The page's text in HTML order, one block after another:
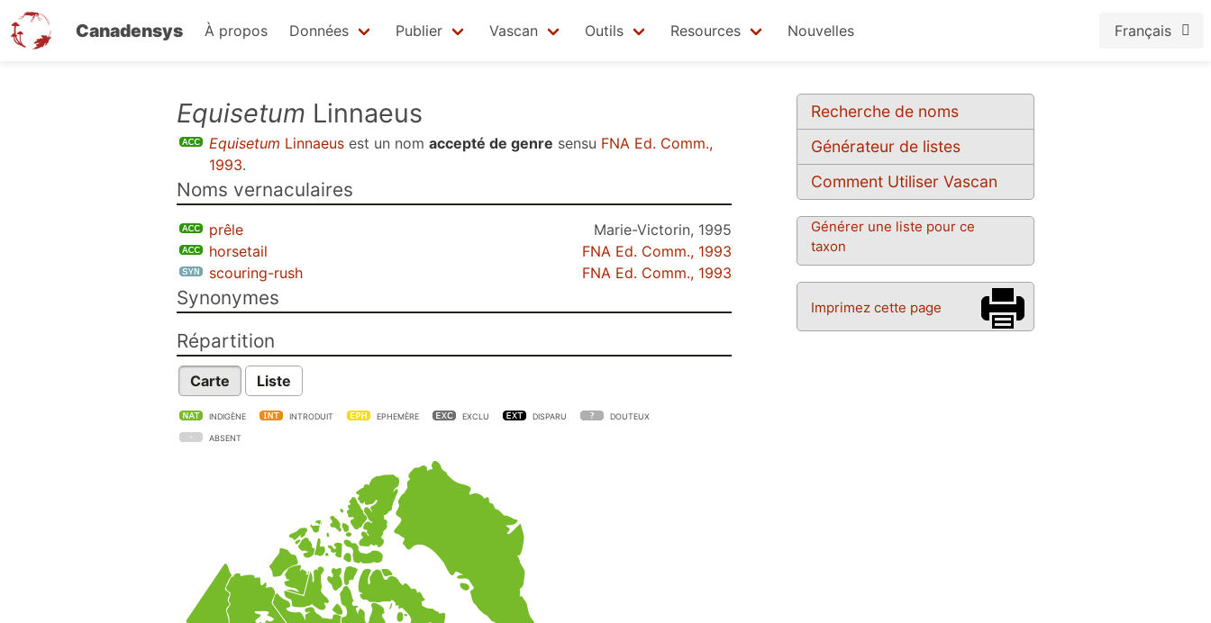
Canadensys À propos Données Publier Vascan Outils Resources Nouvelles Français
Recherche de noms
Générateur de listes
Comment Utiliser Vascan
Générer une liste pour ce
taxon
Imprimez cette page
Equisetum Linnaeus
Equisetum Linnaeus est un nom accepté de genre sensu FNA Ed. Comm.,
1993.
Noms vernaculaires
prêle
Marie-Victorin, 1995
horsetail
FNA Ed. Comm., 1993
scouring-rush
FNA Ed. Comm., 1993
Synonymes
Répartition
Carte Liste
INDIGÈNE INTRODUIT EPHEMÈRE EXCLU DISPARU DOUTEUX
ABSENT